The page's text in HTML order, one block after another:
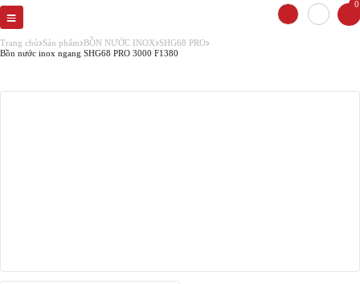
0
Trang chủ Sản phẩm BỒN NƯỚC INOX SHG68 PRO
Bồn nước inox ngang SHG68 PRO 3000 F1380